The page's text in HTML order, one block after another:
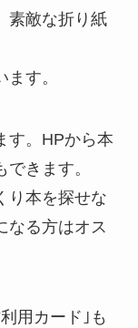
素敵な折り紙
す。
す。HPから本
きます。
り本を探せな
なる方はオス
用カード｣も